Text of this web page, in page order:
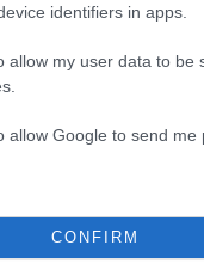
identifiers in apps.
allow my user data to be
allow Google to send me
CONFIRM